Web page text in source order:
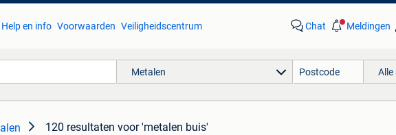
Help en info Voorwaarden Veiligheidscentrum Chat Meldingen
Metalen
120 resultaten voor 'metalen buis'